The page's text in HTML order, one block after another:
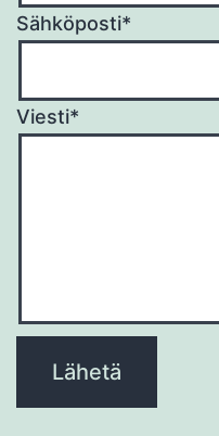
Sähköposti*
Viesti*
leave